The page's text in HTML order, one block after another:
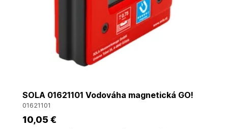
SOLA 01621101 Vodováha magnetická GO!
01621101
10,05 €